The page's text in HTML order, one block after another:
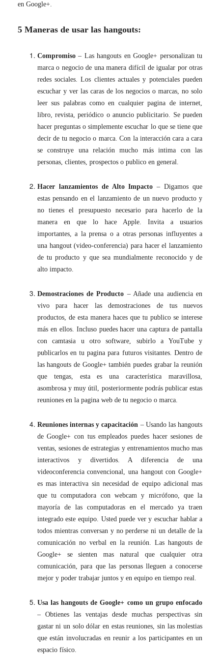
en Google+.
5 Maneras de usar las hangouts:
Compromiso– Las hangouts en Google+ personalizan tu
marca o negocio de una manera difícil de igualar por otras
redes sociales. Los clientes actuales y potenciales pueden
escuchar y ver las caras de los negocios o marcas, no solo
leer sus palabras como en cualquier pagina de internet,
libro, revista, periódico o anuncio publicitario. Se pueden
hacer preguntas o simplemente escuchar lo que se tiene que
decir de tu negocio o marca. Con la interacción cara a cara
se construye una relación mucho más intima con las
personas, clientes, prospectos o publico en general.
Hacer lanzamientos de Alto Impacto– Digamos que
estas pensando en el lanzamiento de un nuevo producto y
no tienes el presupuesto necesario para hacerlo de la
manera en que lo hace Apple. Invita a usuarios
importantes, a la prensa o a otras personas influyentes a
una hangout (video-conferencia) para hacer el lanzamiento
de tu producto y que sea mundialmente reconocido y de
alto impacto.
Demostraciones de Producto – Añade una audiencia en
vivo para hacer las demostraciones de tus nuevos
productos, de esta manera haces que tu publico se interese
más en ellos. Incluso puedes hacer una captura de pantalla
con camtasia u otro software, subirlo a YouTube y
publicarlos en tu pagina para futuros visitantes. Dentro de
las hangouts de Google+ también puedes grabar la reunión
que tengas, esta es una característica maravillosa,
asombrosa y muy útil, posteriormente podrás publicar estas
reuniones en la pagina web de tu negocio o marca.
Reuniones internas y capacitación – Usando las hangouts
de Google+ con tus empleados puedes hacer sesiones de
ventas, sesiones de estrategias y entrenamientos mucho mas
interactivos y divertidos. A diferencia de una
videoconferencia convencional, una hangout con Google+
es mas interactiva sin necesidad de equipo adicional mas
que tu computadora con webcam y micrófono, que la
mayoría de las computadoras en el mercado ya traen
integrado este equipo. Usted puede ver y escuchar hablar a
todos mientras conversan y no perderse ni un detalle de la
comunicación no verbal en la reunión. Las hangouts de
Google+ se sienten mas natural que cualquier otra
comunicación, para que las personas lleguen a conocerse
mejor y poder trabajar juntos y en equipo en tiempo real.
Usa las hangouts de Google+ como un grupo enfocado
– Obtienes las ventajas desde muchas perspectivas sin
gastar ni un solo dólar en estas reuniones, sin las molestias
que están involucradas en reunir a los participantes en un
espacio físico.